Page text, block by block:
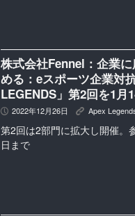
株式会社Fennel：企業
める：eスポーツ企業対
LEGENDS」第2回を1月
P 2022年12月26日 K Apex
第2回は2部門に拡大し開催。
日まで